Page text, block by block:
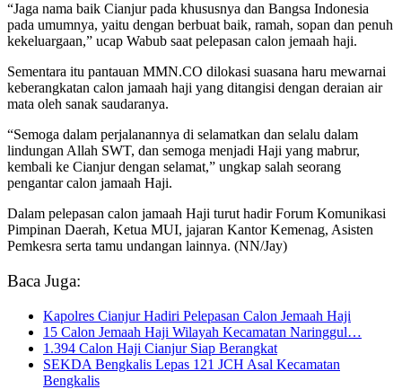
“Jaga nama baik Cianjur pada khususnya dan Bangsa Indonesia
pada umumnya, yaitu dengan berbuat baik, ramah, sopan dan penuh
kekeluargaan,” ucap Wabub saat pelepasan calon jemaah haji.
Sementara itu pantauan MMN.CO dilokasi suasana haru mewarnai
keberangkatan calon jamaah haji yang ditangisi dengan deraian air
mata oleh sanak saudaranya.
“Semoga dalam perjalanannya di selamatkan dan selalu dalam
lindungan Allah SWT, dan semoga menjadi Haji yang mabrur,
kembali ke Cianjur dengan selamat,” ungkap salah seorang
pengantar calon jamaah Haji.
Dalam pelepasan calon jamaah Haji turut hadir Forum Komunikasi
Pimpinan Daerah, Ketua MUI, jajaran Kantor Kemenag, Asisten
Pemkesra serta tamu undangan lainnya. (NN/Jay)
Baca Juga:
Kapolres Cianjur Hadiri Pelepasan Calon Jemaah Haji
15 Calon Jemaah Haji Wilayah Kecamatan Naringgul…
1.394 Calon Haji Cianjur Siap Berangkat
SEKDA Bengkalis Lepas 121 JCH Asal Kecamatan
Bengkalis